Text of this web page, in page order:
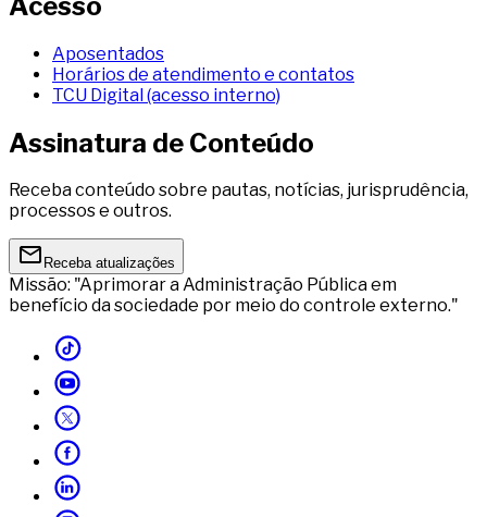
Aposentados
Horários de atendimento e contatos
TCU Digital (acesso interno)
Assinatura de Conteúdo
Receba conteúdo sobre pautas, notícias, jurisprudência,
processos e outros.
Receba atualizações
Missão: "Aprimorar a Administração Pública em
benefício da sociedade por meio do controle externo."